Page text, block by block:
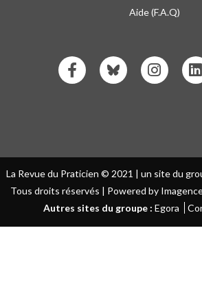
Aide (F.A.Q)
La Revue du Praticien © 2021 | un site du
Tous droits réservés | Powered by
Autres sites du groupe : Egora